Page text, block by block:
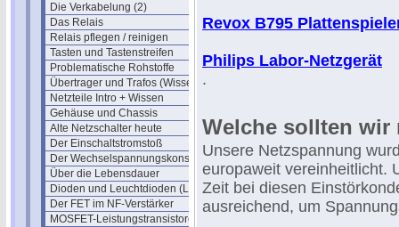
Die Verkabelung (2)
Das Relais
Relais pflegen / reinigen
Tasten und Tastenstreifen
Problematische Rohstoffe
Übertrager und Trafos (Wissen)
Netzteile Intro + Wissen
Gehäuse und Chassis
Alte Netzschalter heute
Der Einschaltstromstoß
Der Wechselspannungskonstanter
Über die Lebensdauer
Dioden und Leuchtdioden (LEDs)
Der FET im NF-Verstärker
MOSFET-Leistungstransistoren
Revox B795
Philips Labor-Netzgerät
.
Welche sollten wir
Unsere Netzspannung
europaweit vereinheitlicht.
Zeit bei diesen
ausreichend, um